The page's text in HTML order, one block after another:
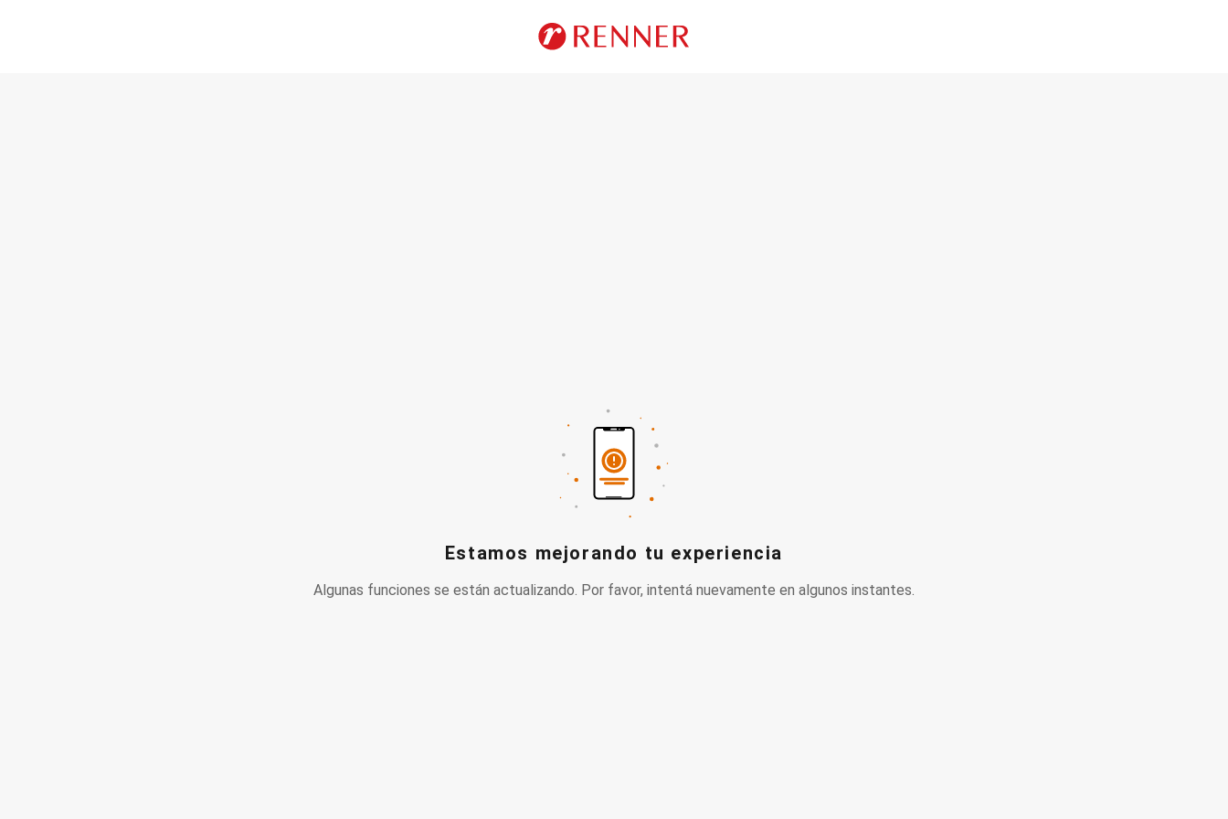
Estamos mejorando tu experiencia
Algunas funciones se están actualizando. Por favor, intentá nuevamente en algunos instantes.